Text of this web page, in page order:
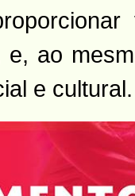
ao
e cultural.